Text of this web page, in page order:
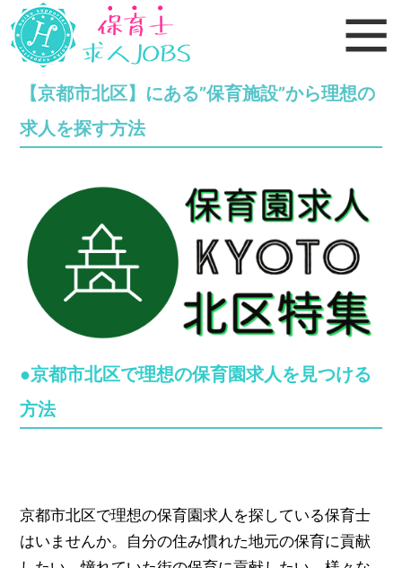
【京都市北区】にある”保育施設”から理想の
求人を探す方法
●京都市北区で理想の保育園求人を見つける
方法
京都市北区で理想の保育園求人を探している保育士
はいませんか。自分の住み慣れた地元の保育に貢献